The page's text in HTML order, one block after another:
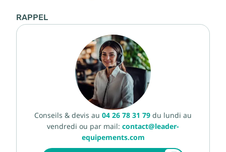
RAPPEL
Conseils & devis au 04 26 78 31 79 du lundi au
vendredi ou par mail: contact@leader-
equipements.com